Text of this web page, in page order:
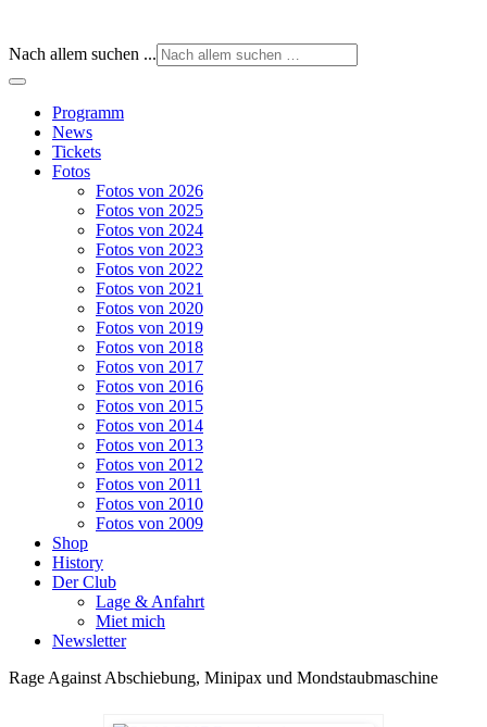
Nach allem suchen ...
Programm
News
Tickets
Fotos
Fotos von 2026
Fotos von 2025
Fotos von 2024
Fotos von 2023
Fotos von 2022
Fotos von 2021
Fotos von 2020
Fotos von 2019
Fotos von 2018
Fotos von 2017
Fotos von 2016
Fotos von 2015
Fotos von 2014
Fotos von 2013
Fotos von 2012
Fotos von 2011
Fotos von 2010
Fotos von 2009
Shop
History
Der Club
Lage & Anfahrt
Miet mich
Newsletter
Rage Against Abschiebung, Minipax und Mondstaubmaschine